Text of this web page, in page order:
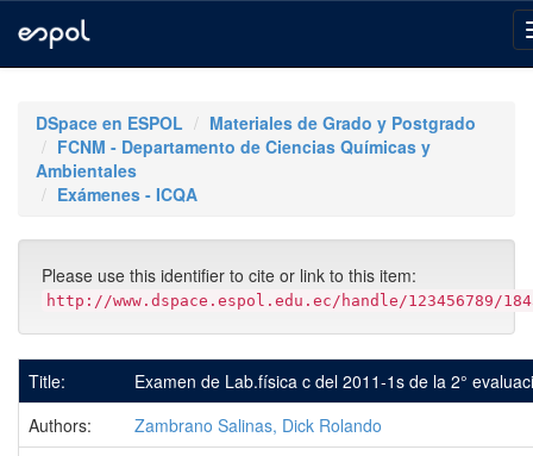
navigationDSpace en ESPOL
Materiales de Grado y Postgrado
FCNM - Departamento de Ciencias Químicas y
Ambientales
Exámenes - ICQA
Please use this identifier to cite or link to this item:
http://www.dspace.espol.edu.ec/handle/123456789/
Title:
Examen de Lab.física c del 2011-1s de la 2°
Authors:
Zambrano Salinas, Dick Rolando